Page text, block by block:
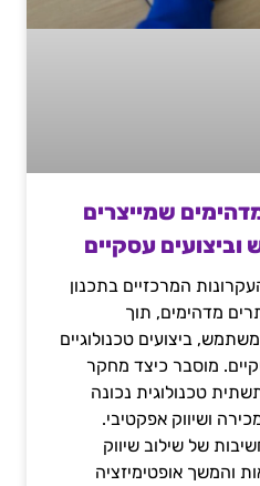
שמייצרים
עסקיים
המרכזיים בתכנון
מדהימים, תוך
ביצועים טכנולוגיים
מוסבר כיצד מחקר
טכנולוגית נכונה
ושיווק אפקטיבי.
של שילוב שיווק
והמשך אופטימיזציה